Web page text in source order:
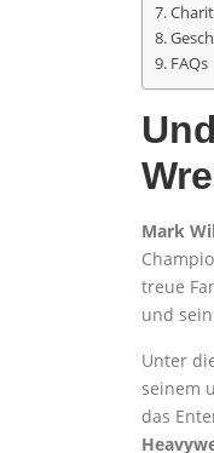
FAQs
Mark
treue
und
Unter
seinem
das